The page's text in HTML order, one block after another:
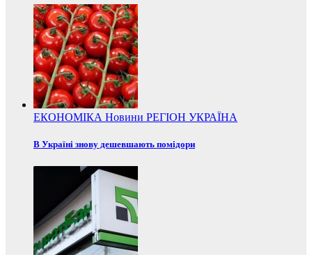
ЕКОНОМІКА Новини РЕГІОН УКРАЇНА
В Україні знову дешевшають помідори